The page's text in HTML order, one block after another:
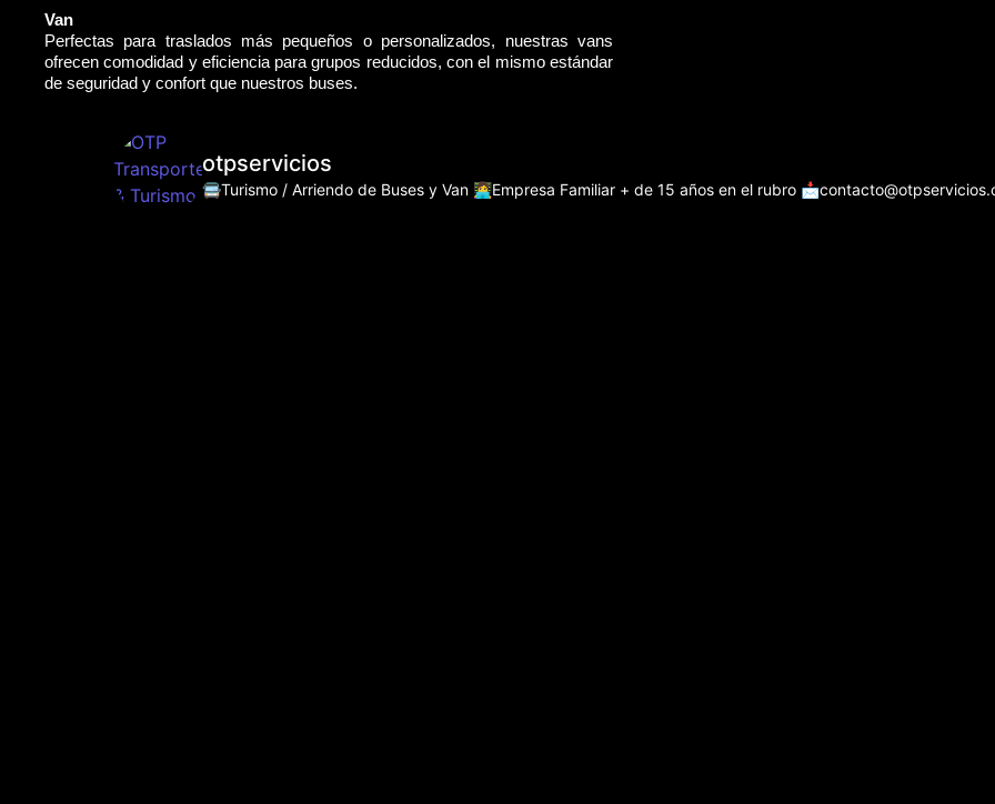
Van
Perfectas para traslados más pequeños o personalizados, nuestras vans
ofrecen comodidad y eficiencia para grupos reducidos, con el mismo estándar
de seguridad y confort que nuestros buses.
otpservicios
🚍Turismo / Arriendo de Buses y Van 👩‍💻Empresa Familiar + de 15 años en el rubro